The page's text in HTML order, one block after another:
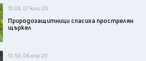
15:06, 07 юли 20
Природозащитници спасиха прострелян
щъркел
10:50, 06 апр 20